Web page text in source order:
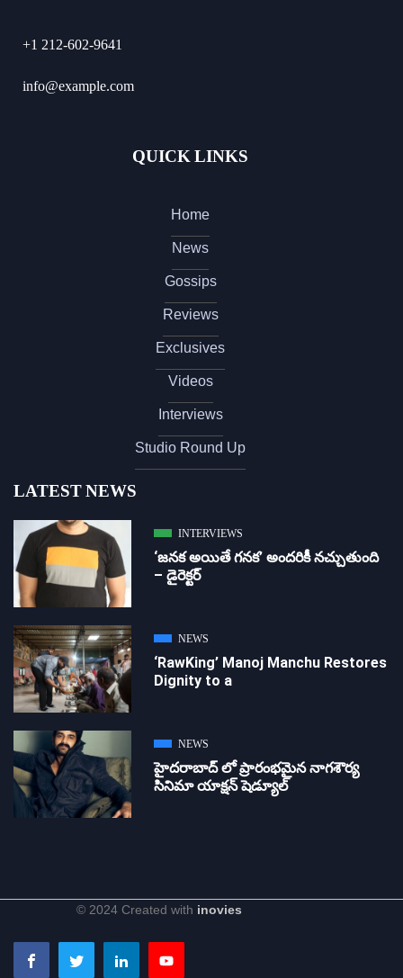
+1 212-602-9641
info@example.com
QUICK LINKS
Home
News
Gossips
Reviews
Exclusives
Videos
Interviews
Studio Round Up
LATEST NEWS
INTERVIEWS
‘జ‌న‌క అయితే గ‌న‌క‌’ అందరికీ నచ్చుతుంది
– డైరెక్ట‌ర్
NEWS
‘RawKing’ Manoj Manchu Restores
Dignity to a
NEWS
హైదరాబాద్ లో ప్రారంభమైన నాగశౌర్య
సినిమా యాక్షన్ షెడ్యూల్
© 2024 Created with inovies